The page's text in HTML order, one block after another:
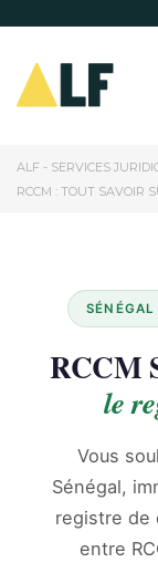
ALF - SERVICES
RCCM : TOUT SAVOIR
SÉNÉGAL
RCCM
le
Vous
Sénégal,
registre de
entre